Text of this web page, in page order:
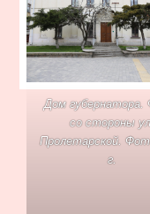
Дом губернатора.
со стороны
Пролетарской.
г.